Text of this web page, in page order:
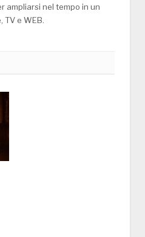
ampliarsi nel tempo in un
TV e WEB.